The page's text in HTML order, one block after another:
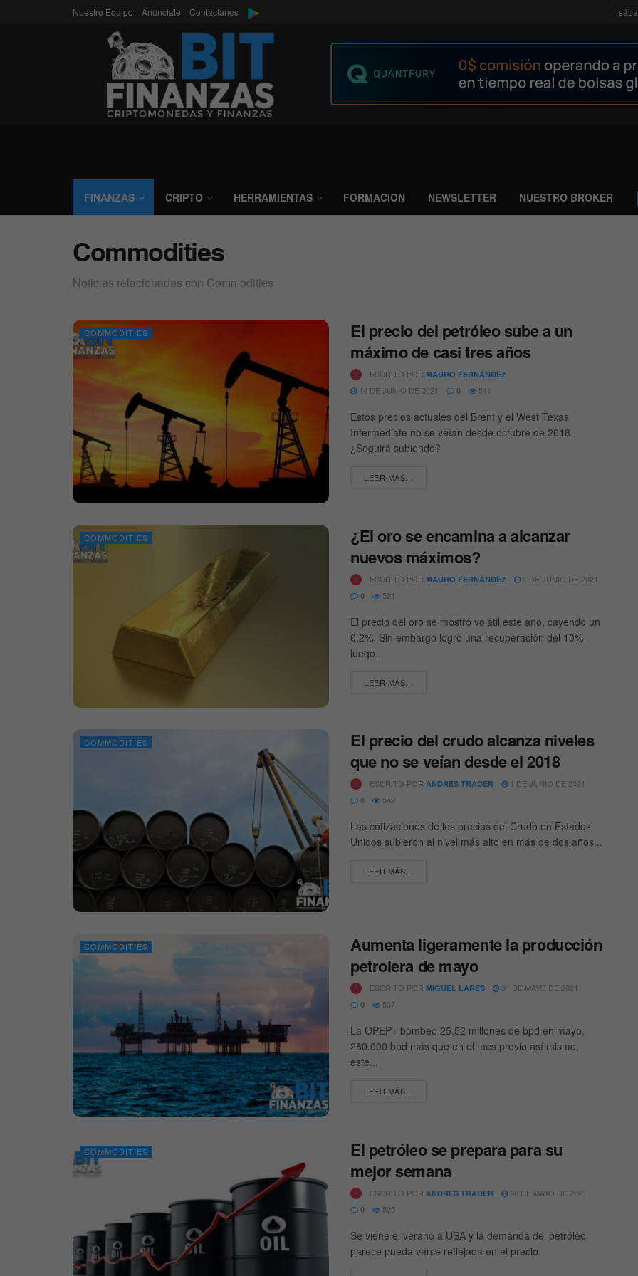
Nuestro Equipo Anunciate Contactanos
FINANZAS CRIPTO HERRAMIENTAS FORMACION NEWSLETTER NUESTRO BROKER
Commodities
Noticias relacionadas con Commodities
COMMODITIES
El precio del petróleo sube a un
máximo de casi tres años
ESCRITO POR MAURO FERNÁNDEZ
14 DE JUNIO DE 2021 0 541
Estos precios actuales del Brent y el West Texas
Intermediate no se veían desde octubre de 2018.
¿Seguirá subiendo?
LEER MÁS...
COMMODITIES
¿El oro se encamina a alcanzar
nuevos máximos?
ESCRITO POR MAURO FERNÁNDEZ 1 DE JUNIO DE 2021
0 521
El precio del oro se mostró volátil este año, cayendo un
0,2%. Sin embargo logró una recuperación del 10%
luego...
LEER MÁS...
COMMODITIES
El precio del crudo alcanza niveles
que no se veían desde el 2018
ESCRITO POR ANDRES TRADER 1 DE JUNIO DE 2021
0 542
Las cotizaciones de los precios del Crudo en Estados
Unidos subieron al nivel más alto en más de dos años...
LEER MÁS...
COMMODITIES
Aumenta ligeramente la producción
petrolera de mayo
ESCRITO POR MIGUEL LARES 31 DE MAYO DE 2021
0 537
La OPEP+ bombeo 25,52 millones de bpd en mayo,
280.000 bpd más que en el mes previo así mismo,
este...
LEER MÁS...
COMMODITIES
El petróleo se prepara para su
mejor semana
ESCRITO POR ANDRES TRADER 28 DE MAYO DE 2021
0 525
Se viene el verano a USA y la demanda del petróleo
parece pueda verse reflejada en el precio.